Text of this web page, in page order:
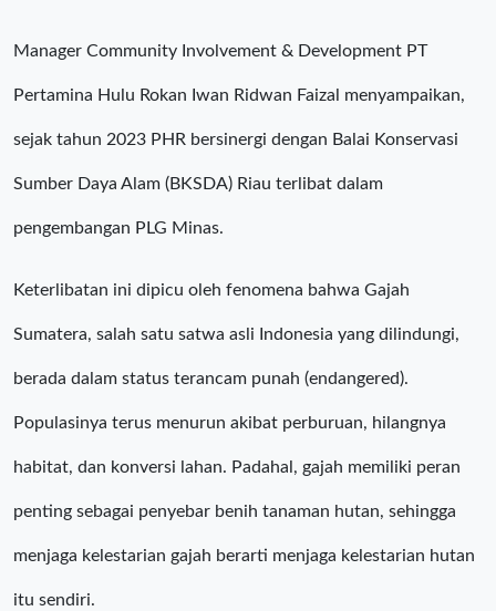
Manager Community Involvement & Development PT
Pertamina Hulu Rokan Iwan Ridwan Faizal menyampaikan,
sejak tahun 2023 PHR bersinergi dengan Balai Konservasi
Sumber Daya Alam (BKSDA) Riau terlibat dalam
pengembangan PLG Minas.
Keterlibatan ini dipicu oleh fenomena bahwa Gajah
Sumatera, salah satu satwa asli Indonesia yang dilindungi,
berada dalam status terancam punah (endangered).
Populasinya terus menurun akibat perburuan, hilangnya
habitat, dan konversi lahan. Padahal, gajah memiliki peran
penting sebagai penyebar benih tanaman hutan, sehingga
menjaga kelestarian gajah berarti menjaga kelestarian hutan
itu sendiri.